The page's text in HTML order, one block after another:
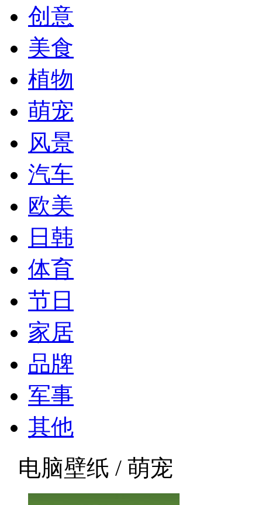
创意
美食
植物
萌宠
风景
汽车
欧美
日韩
体育
节日
家居
品牌
军事
其他
电脑壁纸 / 萌宠